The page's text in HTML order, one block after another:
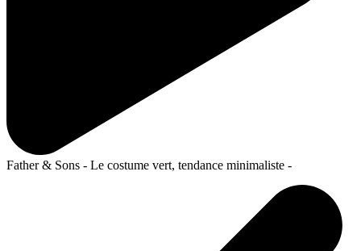
Father & Sons - Le costume vert, tendance minimaliste -